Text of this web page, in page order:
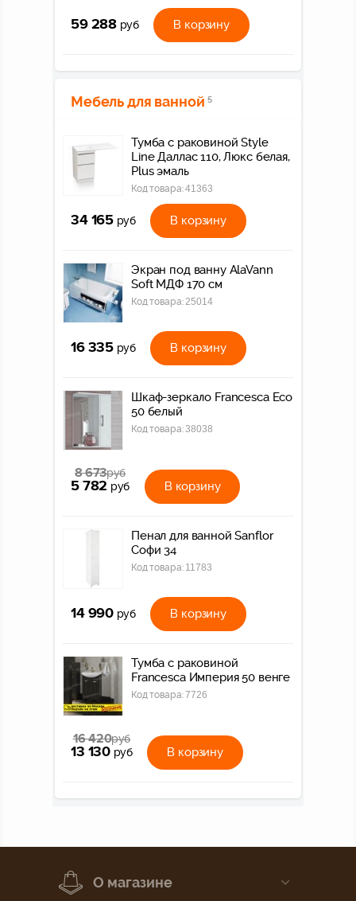
59 288 руб В корзину
Мебель для ванной 5
Тумба с раковиной Style
Line Даллас 110, Люкс белая,
Plus эмаль
Код товара:41363
34 165 руб В корзину
Экран под ванну AlaVann
Soft МДФ 170 см
Код товара:25014
16 335 руб В корзину
Шкаф-зеркало Francesca Eco
50 белый
Код товара:38038
8 673руб
5 782 руб В корзину
Пенал для ванной Sanflor
Софи 34
Код товара: 11783
14 990 руб В корзину
Тумба с раковиной
Francesca Империя 50 венге
Код товара:7726
16 420руб
13 130 руб В корзину
О магазине